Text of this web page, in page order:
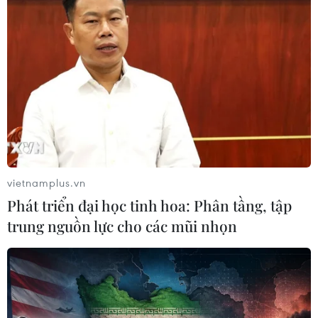
Masterise Homes đồng hành cùng
khách hàng trên toàn quốc với giải
pháp tài chính ưu việt
07/08/2026 08:39
Kho bạc Nhà nước: Thu ngân sách
đạt 1.896.176 tỷ đồng, bằng 74,96% dự
toán
07/08/2026 06:21
Thanh Hóa công khai danh sách gần
880 đơn vị chậm đóng bảo hiểm
07/08/2026 01:49
vietnamplus.vn
Phát triển đại học tinh hoa: Phân tầng, tập
trung nguồn lực cho các mũi nhọn